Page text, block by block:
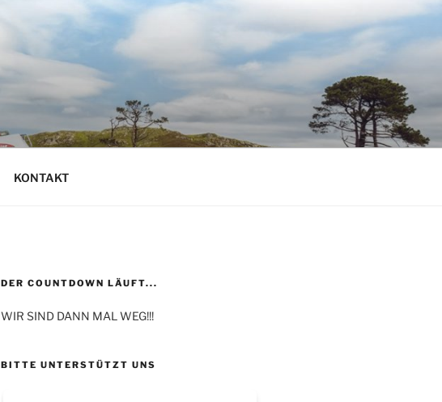
KONTAKT
DER COUNTDOWN LÄUFT...
WIR SIND DANN MAL WEG!!!
BITTE UNTERSTÜTZT UNS